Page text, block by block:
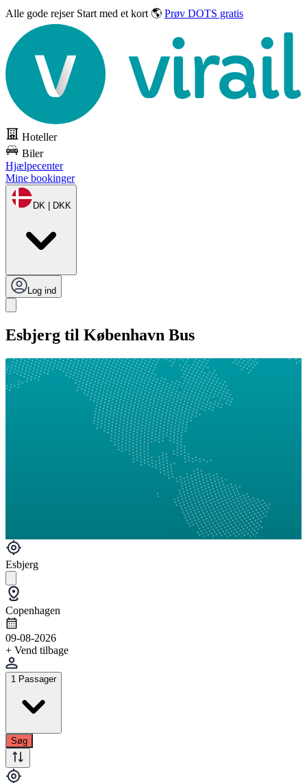
Alle gode rejser Start med et kort 🌎 Prøv DOTS gratis
Hoteller
Biler
Hjælpecenter
Mine bookinger
DK | DKK
Log ind
Esbjerg til København Bus
Esbjerg
Copenhagen
09-08-2026
+ Vend tilbage
1 Passager
Søg